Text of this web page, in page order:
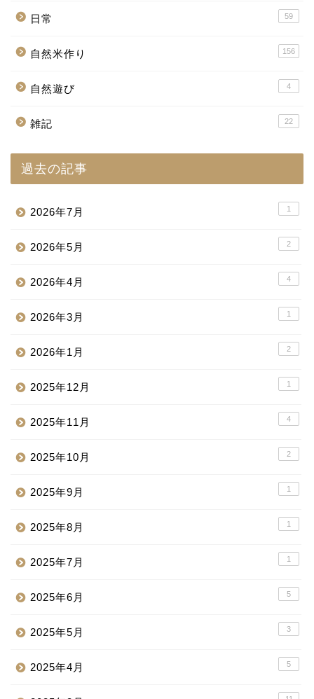
日常 59
自然米作り 156
自然遊び 4
雑記 22
過去の記事
2026年7月 1
2026年5月 2
2026年4月 4
2026年3月 1
2026年1月 2
2025年12月 1
2025年11月 4
2025年10月 2
2025年9月 1
2025年8月 1
2025年7月 1
2025年6月 5
2025年5月 3
2025年4月 5